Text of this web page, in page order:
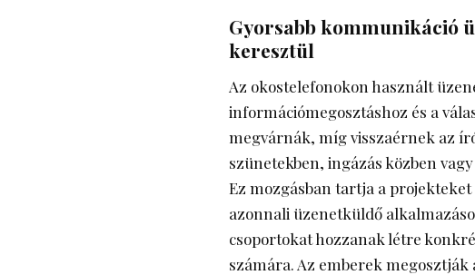
Gyorsabb kommunikáció
keresztül
Az okostelefonokon használt
információmegosztáshoz és a
megvárnák, míg visszaérnek az
szünetekben, ingázás közben
Ez mozgásban tartja a
azonnali üzenetküldő
csoportokat hozzanak létre
számára. Az emberek